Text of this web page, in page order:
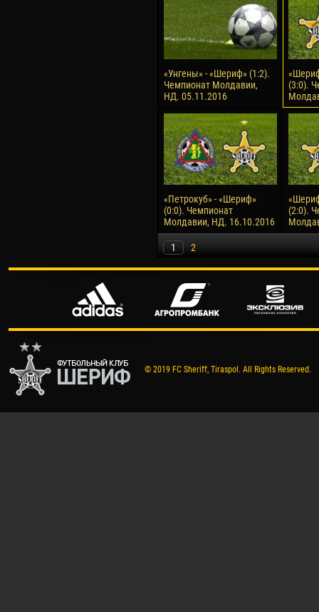
«Унгены» - «Шериф» (1:2).
Чемпионат Молдавии,
НД. 05.11.2016
(3:0).
«Петрокуб» - «Шериф»
(0:0). Чемпионат
Молдавии, НД. 16.10.2016
(2:0).
1 2
© 2019 FC Sheriff, Tiraspol. All Rights Reserved.